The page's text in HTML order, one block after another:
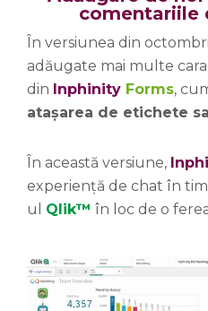
comentariile
În versiunea din
adăugate mai multe
din Inphinity Forms,
atașarea de etichete
În această versiune,
experiență de chat în
ul Qlik™ în loc de o